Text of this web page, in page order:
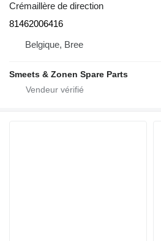
Crémaillère de direction
81462006416
Belgique, Bree
Smeets & Zonen Spare Parts